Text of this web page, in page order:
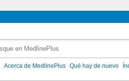
Acerca de MedlinePlus Qué hay de nuevo